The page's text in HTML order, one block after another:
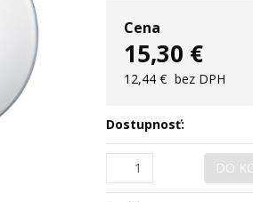
Cena
15,30 €
12,44 € bez DPH
Dostupnosť:
DO